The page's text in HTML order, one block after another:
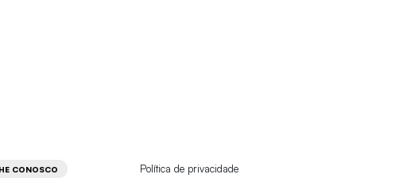
CONOSCO
Política de privacidade